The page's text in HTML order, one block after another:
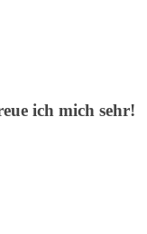
ich mich sehr!